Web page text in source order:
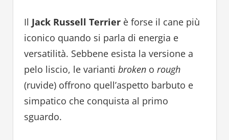
Il Jack Russell Terrierè forse il cane più
iconico quando si parla di energia e
versatilità. Sebbene esista la versione a
pelo liscio, le varianti brokeno rough
(ruvide) offrono quell’aspetto barbuto e
simpatico che conquista al primo
sguardo.